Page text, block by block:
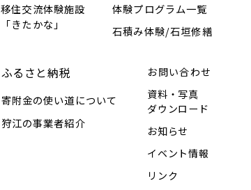
移住交流体験施設
「きたかな」
体験プログラム一覧
石積み体験/石垣修繕
ふるさと納税
寄附金の使い道について
狩江の事業者紹介
お問い合わせ
資料・写真
ダウンロード
お知らせ
イベント情報
リンク